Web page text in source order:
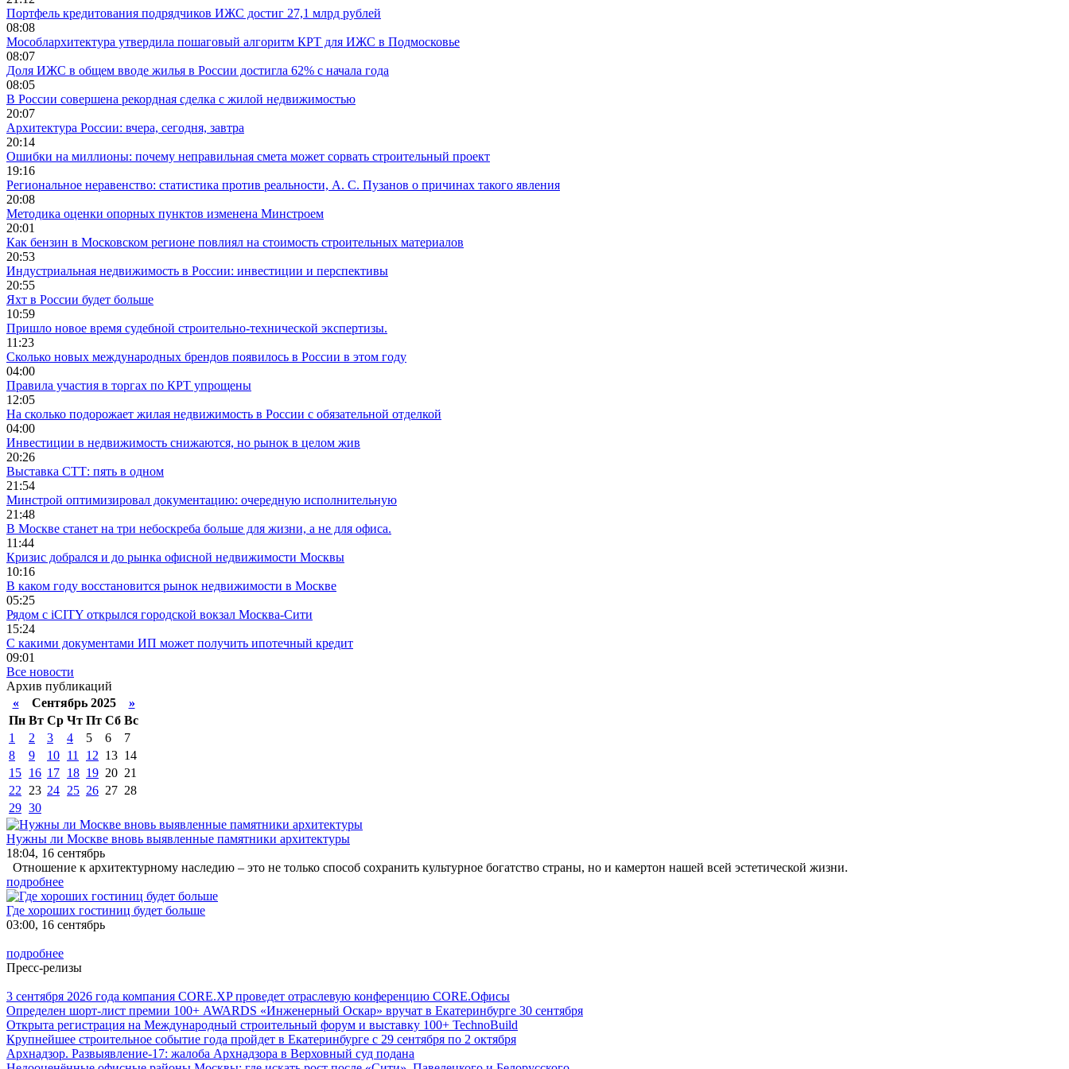
Портфель кредитования подрядчиков ИЖС достиг 27,1 млрд рублей
08:08
Мособлархитектура утвердила пошаговый алгоритм КРТ для ИЖС в Подмосковье
08:07
Доля ИЖС в общем вводе жилья в России достигла 62% с начала года
08:05
В России совершена рекордная сделка с жилой недвижимостью
20:07
Архитектура России: вчера, сегодня, завтра
20:14
Ошибки на миллионы: почему неправильная смета может сорвать строительный проект
19:16
Региональное неравенство: статистика против реальности, А. С. Пузанов о причинах такого явления
20:08
Методика оценки опорных пунктов изменена Минстроем
20:01
Как бензин в Московском регионе повлиял на стоимость строительных материалов
20:53
Индустриальная недвижимость в России: инвестиции и перспективы
20:55
Яхт в России будет больше
10:59
Пришло новое время судебной строительно-технической экспертизы.
11:23
Сколько новых международных брендов появилось в России в этом году
04:00
Правила участия в торгах по КРТ упрощены
12:05
На сколько подорожает жилая недвижимость в России с обязательной отделкой
04:00
Инвестиции в недвижимость снижаются, но рынок в целом жив
20:26
Выставка СТТ: пять в одном
21:54
Минстрой оптимизировал документацию: очередную исполнительную
21:48
В Москве станет на три небоскреба больше для жизни, а не для офиса.
11:44
Кризис добрался и до рынка офисной недвижимости Москвы
10:16
В каком году восстановится рынок недвижимости в Москве
05:25
Рядом с iCITY открылся городской вокзал Москва-Сити
15:24
С какими документами ИП может получить ипотечный кредит
09:01
Все новости
Архив публикаций
«Сентябрь 2025 »
Пн Вт Ср Чт Пт Сб Вс
1
2 3 4 5 6
7
8
9 10 11 12 13 14
15 16 17 18 19 20 21
22
23 24 25 26 27 28
29 30
Нужны ли Москве вновь выявленные памятники архитектуры
18:04, 16 сентябрь
Отношение к архитектурному наследию – это не только способ сохранить культурное богатство страны, но и камертон нашей всей эстетической жизни.
подробнее
Где хороших гостиниц будет больше
03:00, 16 сентябрь
подробнее
Пресс-релизы
3 сентября 2026 года компания CORE.XP проведет отраслевую конференцию CORE.Офисы
Определен шорт-лист премии 100+ AWARDS «Инженерный Оскар» вручат в Екатеринбурге 30 сентября
Открыта регистрация на Международный строительный форум и выставку 100+ TechnoBuild
Крупнейшее строительное событие года пройдет в Екатеринбурге с 29 сентября по 2 октября
Архнадзор. Развыявление-17: жалоба Архнадзора в Верховный суд подана